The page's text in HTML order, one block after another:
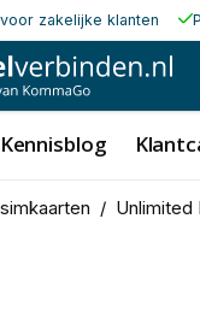
zakelijke klanten
Kennisblog
/ Unlimited